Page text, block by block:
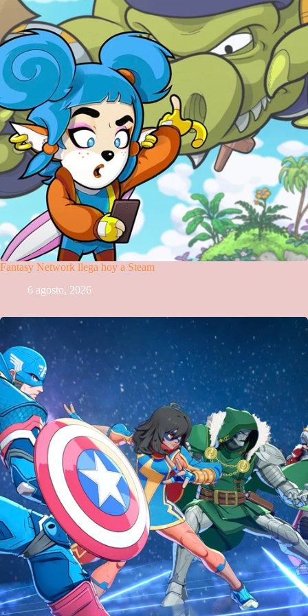
Fantasy Network llega hoy a Steam
6 agosto, 2026